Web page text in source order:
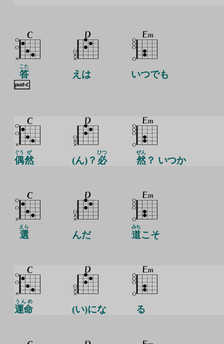
答
こた
えは いつでも
偶
ぐう
然
ぜ
(ん)？ 必
ひつ
然
ぜん
？ いつか
選
えら
んだ 道
みち
こそ
運命
うんめ
(い)にな る